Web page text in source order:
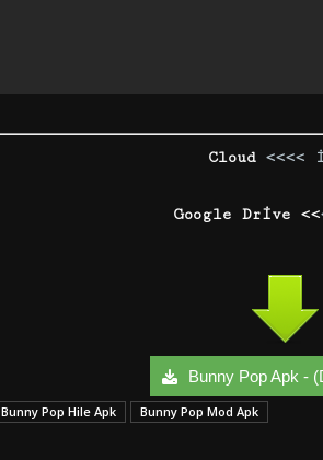
Cloud <<<<
Google Drive <<
Bunny Pop Apk -
Bunny Pop Hile Apk Bunny Pop Mod Apk